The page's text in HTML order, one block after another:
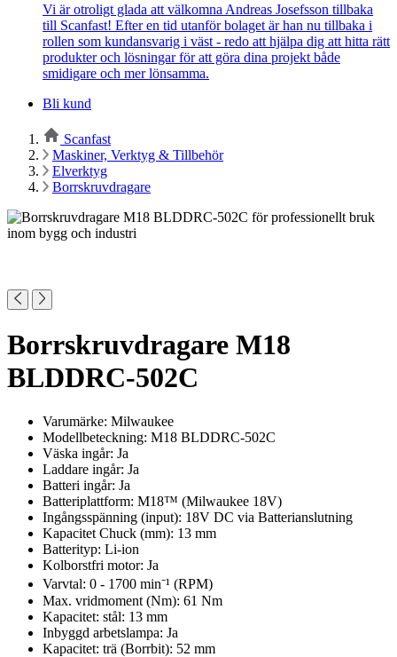
Vi är otroligt glada att välkomna Andreas Josefsson tillbaka
till Scanfast! Efter en tid utanför bolaget är han nu tillbaka i
rollen som kundansvarig i väst - redo att hjälpa dig att hitta rätt
produkter och lösningar för att göra dina projekt både
smidigare och mer lönsamma.
Bli kund
Scanfast
Maskiner, Verktyg & Tillbehör
Elverktyg
Borrskruvdragare
Borrskruvdragare M18
BLDDRC-502C
Varumärke: Milwaukee
Modellbeteckning: M18 BLDDRC-502C
Väska ingår: Ja
Laddare ingår: Ja
Batteri ingår: Ja
Batteriplattform: M18™ (Milwaukee 18V)
Ingångsspänning (input): 18V DC via Batterianslutning
Kapacitet Chuck (mm): 13 mm
Batterityp: Li-ion
Kolborstfri motor: Ja
Varvtal: 0 - 1700 min⁻¹ (RPM)
Max. vridmoment (Nm): 61 Nm
Kapacitet: stål: 13 mm
Inbyggd arbetslampa: Ja
Kapacitet: trä (Borrbit): 52 mm